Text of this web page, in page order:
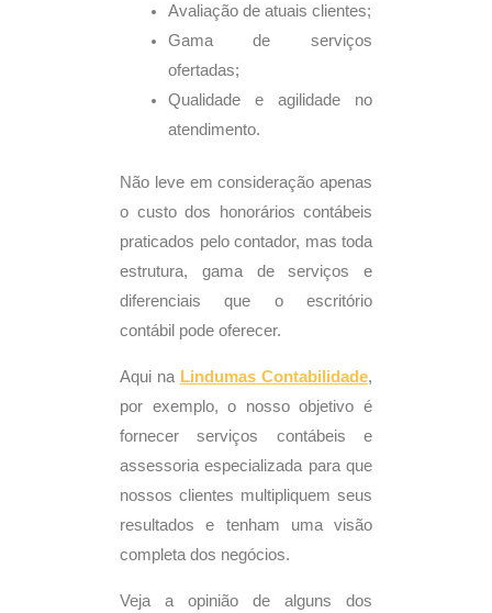
Avaliação de atuais clientes;
Gama de serviços
ofertadas;
Qualidade e agilidade no
atendimento.
Não leve em consideração apenas
o custo dos honorários contábeis
praticados pelo contador, mas toda
estrutura, gama de serviços e
diferenciais que o escritório
contábil pode oferecer.
Aqui na Lindumas Contabilidade,
por exemplo, o nosso objetivo é
fornecer serviços contábeis e
assessoria especializada para que
nossos clientes multipliquem seus
resultados e tenham uma visão
completa dos negócios.
Veja a opinião de alguns dos